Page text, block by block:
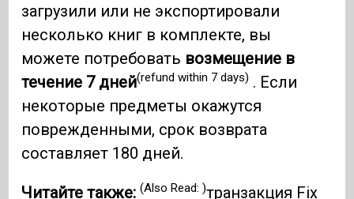
загрузили или не экспортировали
несколько книг в комплекте, вы
можете потребовать возмещение в
течение 7 дней(refund within 7 days) . Если
некоторые предметы окажутся
поврежденными, срок возврата
составляет 180 дней.
Читайте также:(Also Read: )транзакция Fix